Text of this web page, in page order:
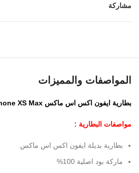
مشاركة
المواصفات والمميزات
بطارية ايفون اكس اس ماكس Iphone XS Max ماركة بود bod
مواصفات البطارية :
بطارية بديلة ايفون اكس اس ماكس
ماركة بود اصلية 100%